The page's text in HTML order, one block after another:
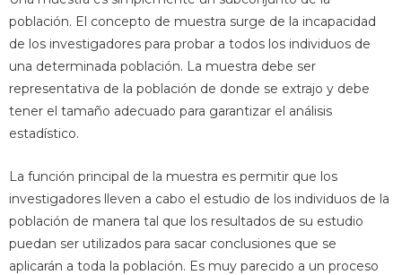
población. El concepto de muestra surge de la incapacidad
de los investigadores para probar a todos los individuos de
una determinada población. La muestra debe ser
representativa de la población de donde se extrajo y debe
tener el tamaño adecuado para garantizar el análisis
estadístico.
La función principal de la muestra es permitir que los
investigadores lleven a cabo el estudio de los individuos de la
población de manera tal que los resultados de su estudio
puedan ser utilizados para sacar conclusiones que se
aplicarán a toda la población. Es muy parecido a un proceso